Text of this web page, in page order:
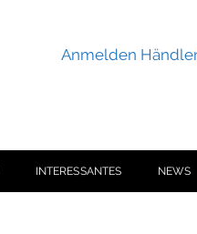
Anmelden
INTERESSANTES NEWS